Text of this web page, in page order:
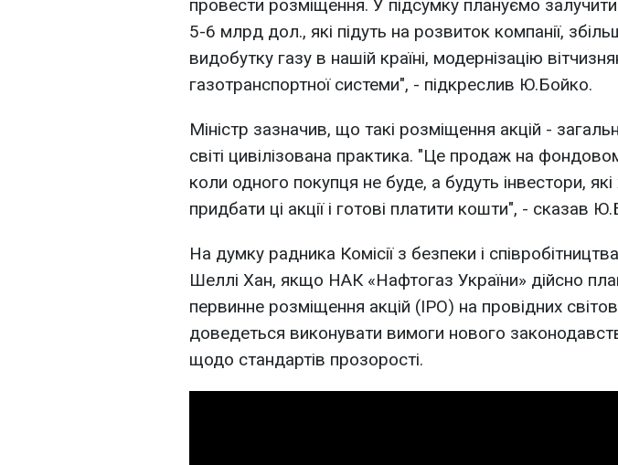
провести розміщення. У підсумку плануємо
5-6 млрд дол., які підуть на розвиток компанії,
видобутку газу в нашій країні, модернізацію
газотранспортної системи", - підкреслив Ю.Бойко.
Міністр зазначив, що такі розміщення акцій -
світі цивілізована практика. "Це продаж на
коли одного покупця не буде, а будуть інвестори, які
придбати ці акції і готові платити кошти", - сказав
На думку радника Комісії з безпеки і
Шеллі Хан, якщо НАК «Нафтогаз України» дійсно
первинне розміщення акцій (IPO) на провідних
доведеться виконувати вимоги нового
щодо стандартів прозорості.